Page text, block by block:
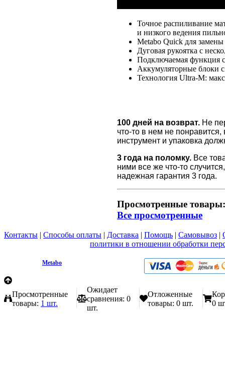
Точное распиливание
и низкого ведения
Metabo Quick для
Дуговая рукоятка с
Подключаемая функция
Аккумуляторные блоки
Технология Ultra-M:
100 дней на возврат. Не
что-то в нем не
инструмент и упаковка
3 года на поломку. Все
ними все же что-то
надежная гарантия 3 года.
Просмотренные товары:
Все просмотренные
Контакты | Способы оплаты | Доставка | Помощь | Самовывоз |
политики в отношении обработки
Metabo
Просмотренные
товары: 1 шт.
Ожидает
сравнения: 0
шт.
Отложенные
товары: 0 шт.
0